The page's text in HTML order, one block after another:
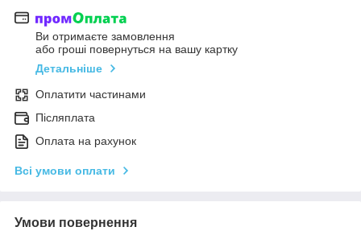
Ви отримаєте замовлення
або гроші повернуться на вашу картку
Детальніше
Оплатити частинами
Післяплата
Оплата на рахунок
Всі умови оплати
Умови повернення